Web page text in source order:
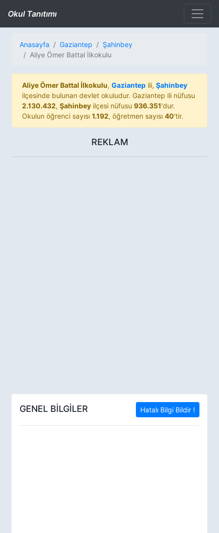
Okul Tanıtımı
Anasayfa Gaziantep
Şahinbey
Aliye Ömer Battal İlkokulu
Aliye Ömer Battal İlkokulu, Gaziantep ili, Şahinbey
ilçesinde bulunan devlet okuludur. Gaziantep ili nüfusu
2.130.432, Şahinbey ilçesi nüfusu 936.351'dur.
Okulun öğrenci sayısı 1.192, öğretmen sayısı 40'tir.
REKLAM
GENEL BİLGİLER Hatalı Bilgi Bildir !